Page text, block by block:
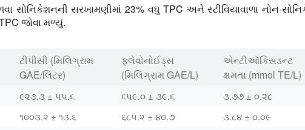
સોનિકેશનની સરખામણીમાં 23% વધુ TPC અને સ્ટીવિયાવાળા નોન-
જોવા મળ્યું.
ટીપીસી (મિલિગ્રામ
GAE/લિટર)
ફ્લેવોનોઈડ્સ
(મિલિગ્રામ GAE/L)
એન્ટીઑકિસડન્ટ
ક્ષમતા (mmol TE/L)
૯૨૭.૩ ± ૫૫.૬ ૬૫૯.૦ ± ૩૯.૬
૩.૭૭ ± ૦.૨૮
૧૦૦૩.૨ ± ૧૩.૬ ૬૮૫.૨ ± ૪૦.૭
૩.૮૪ ± ૦.૦૯